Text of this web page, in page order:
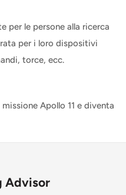
per le persone alla ricerca
per i loro dispositivi
torce, ecc.
Apollo 11 e diventa
Advisor